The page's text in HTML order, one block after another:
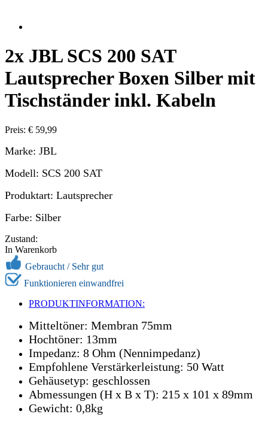
2x JBL SCS 200 SAT
Lautsprecher Boxen Silber mit
Tischständer inkl. Kabeln
Preis: € 59,99
Marke: JBL
Modell: SCS 200 SAT
Produktart: Lautsprecher
Farbe: Silber
Zustand:
In Warenkorb
Gebraucht / Sehr gut
Funktionieren einwandfrei
PRODUKTINFORMATION:
Mitteltöner: Membran 75mm
Hochtöner: 13mm
Impedanz: 8 Ohm (Nennimpedanz)
Empfohlene Verstärkerleistung: 50 Watt
Gehäusetyp: geschlossen
Abmessungen (H x B x T): 215 x 101 x 89mm
Gewicht: 0,8kg